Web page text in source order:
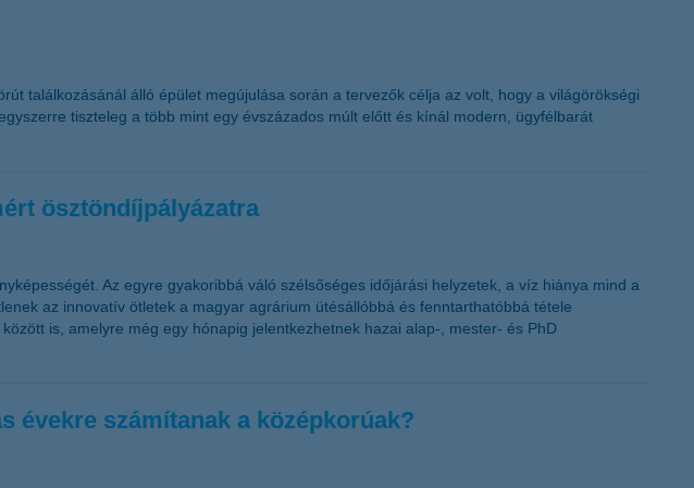
találkozásánál álló épület megújulása során a tervezők célja az volt, hogy a világörökségi
tiszteleg a több mint egy évszázados múlt előtt és kínál modern, ügyfélbarát
ösztöndíjpályázatra
Az egyre gyakoribbá váló szélsőséges időjárási helyzetek, a víz hiánya mind a
az innovatív ötletek a magyar agrárium ütésállóbbá és fenntarthatóbbá tétele
is, amelyre még egy hónapig jelentkezhetnek hazai alap-, mester- és PhD
évekre számítanak a középkorúak?